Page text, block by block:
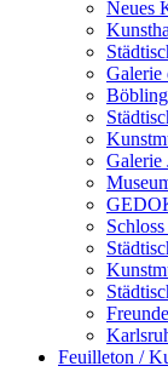
Neues
Galerie
Galerie
Feuilleton /